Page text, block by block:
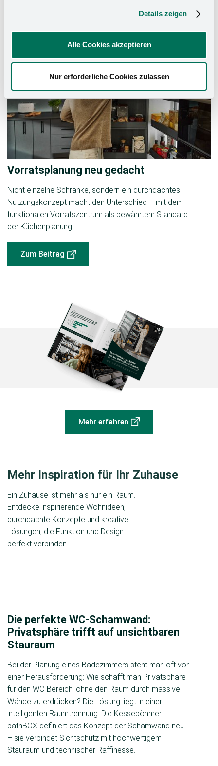
Details zeigen
Alle Cookies akzeptieren
Nur erforderliche Cookies zulassen
Vorratsplanung neu gedacht
Nicht einzelne Schränke, sondern ein durchdachtes
Nutzungskonzept macht den Unterschied – mit dem
funktionalen Vorratszentrum als bewährtem Standard
der Küchenplanung.
Zum Beitrag
Mehr erfahren
Mehr Inspiration für Ihr Zuhause
Ein Zuhause ist mehr als nur ein Raum.
Entdecke inspirierende Wohnideen,
durchdachte Konzepte und kreative
Lösungen, die Funktion und Design
perfekt verbinden.
Die perfekte WC-Schamwand:
Privatsphäre trifft auf unsichtbaren
Stauraum
Bei der Planung eines Badezimmers steht man oft vor
einer Herausforderung: Wie schafft man Privatsphäre
für den WC-Bereich, ohne den Raum durch massive
Wände zu erdrücken? Die Lösung liegt in einer
intelligenten Raumtrennung. Die Kesseböhmer
bathBOX definiert das Konzept der Schamwand neu
– sie verbindet Sichtschutz mit hochwertigem
Stauraum und technischer Raffinesse.